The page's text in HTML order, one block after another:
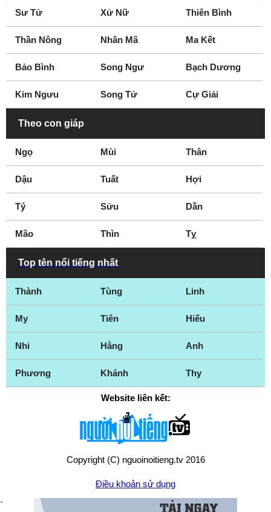
Sư Tử Xử Nữ Thiên Bình
Thần Nông Nhân Mã Ma Kết
Bảo Bình Song Ngư Bạch Dương
Kim Ngưu Song Tử Cự Giải
Theo con giáp
Ngọ Mùi Thân
Dậu Tuất Hợi
Tý Sửu Dần
Mão Thìn Tỵ
Top tên nổi tiếng nhất
Thành Tùng Linh
My Tiên Hiếu
Nhi Hằng Anh
Phương Khánh Thy
Website liên kết:
Copyright (C) nguoinoitieng.tv 2016
Điều khoản sử dụng